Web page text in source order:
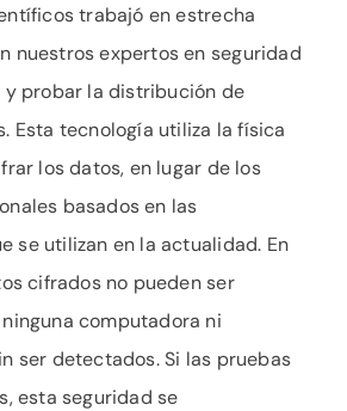
trabajó en estrecha
nuestros expertos en seguridad
probar la distribución de
Esta tecnología utiliza la física
los datos, en lugar de los
basados en las
se utilizan en la actualidad. En
cifrados no pueden ser
computadora ni
ser detectados. Si las pruebas
esta seguridad se